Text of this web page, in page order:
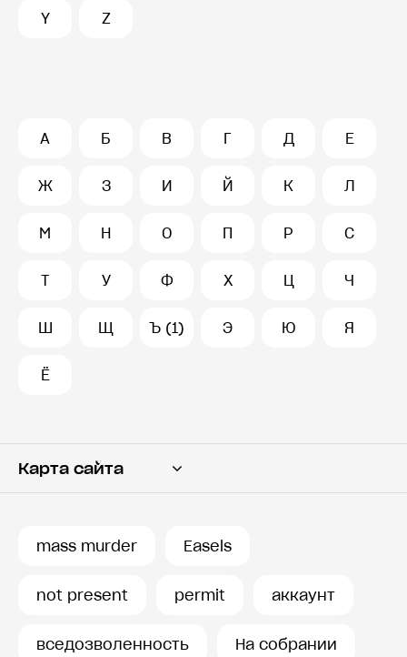
Y Z
А Б В Г Д Е
Ж З И Й К Л
М Н О П Р С
Т У Ф Х Ц Ч
Ш Щ Ъ (1) Э Ю Я
Ё
Карта сайта
mass murder Easels
not present permit аккаунт
вседозволенность На собрании